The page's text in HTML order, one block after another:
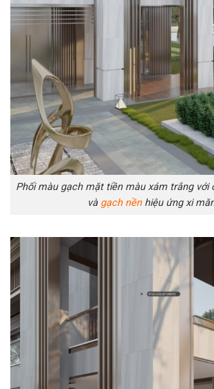
Phối màu gạch mặt tiền màu xám trắng với
và gạch nềnhiệu ứng xi